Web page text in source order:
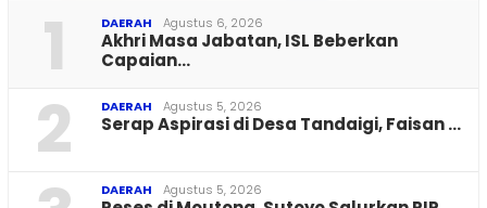
1 DAERAH Agustus 6, 2026
Akhri Masa Jabatan, ISL Beberkan
Capaian…
2 DAERAH Agustus 5, 2026
Serap Aspirasi di Desa Tandaigi, Faisan …
DAERAH Agustus 5, 2026